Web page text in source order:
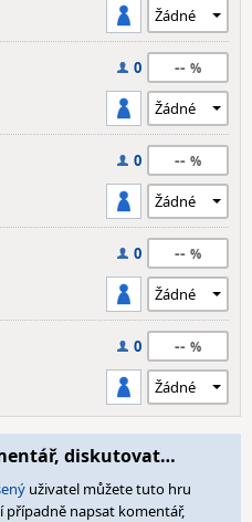
0 --
0 --
0 --
0 --
diskutovat…
uživatel můžete tuto hru
napsat komentář,